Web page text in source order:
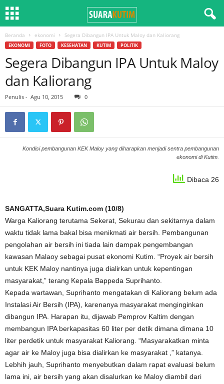
Beranda ekonomi Segera Dibangun IPA Untuk Maloy dan Kaliorang
EKONOMI FOTO KESEHATAN KUTIM POLITIK
Segera Dibangun IPA Untuk Maloy
dan Kaliorang
Penulis - Agu 10, 2015 0
Kondisi pembangunan KEK Maloy yang diharapkan menjadi sentra pembangunan
ekonomi di Kutim.
Dibaca 26
SANGATTA,Suara Kutim.com (10/8)
Warga Kaliorang terutama Sekerat, Sekurau dan sekitarnya dalam
waktu tidak lama bakal bisa menikmati air bersih. Pembangunan
pengolahan air bersih ini tiada lain dampak pengembangan
kawasan Malaoy sebagai pusat ekonomi Kutim. “Proyek air bersih
untuk KEK Maloy nantinya juga dialirkan untuk kepentingan
masyarakat,” terang Kepala Bappeda Suprihanto.
Kepada wartawan, Suprihanto mengatakan di Kaliorang belum ada
Instalasi Air Bersih (IPA), karenanya masyarakat menginginkan
dibangun IPA. Harapan itu, dijawab Pemprov Kaltim dengan
membangun IPA berkapasitas 60 liter per detik dimana dimana 10
liter perdetik untuk masyarakat Kaliorang. “Masyarakatkan minta
agar air ke Maloy juga bisa dialirkan ke masyarakat ,” katanya.
Lebhih jauh, Suprihanto menyebutkan dalam rapat evaluasi belum
lama ini, air bersih yang akan disalurkan ke Maloy diambil dari